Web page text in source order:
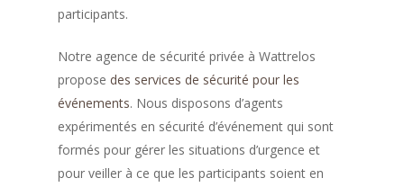
participants.
Notre agence de sécurité privée à Wattrelos
propose des services de sécurité pour les
événements. Nous disposons d’agents
expérimentés en sécurité d’événement qui sont
formés pour gérer les situations d’urgence et
pour veiller à ce que les participants soient en